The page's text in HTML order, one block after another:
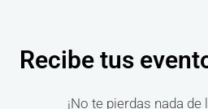
Recibe tus
¡No te pierdas nada de